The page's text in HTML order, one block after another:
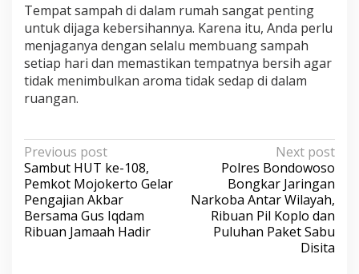
Tempat sampah di dalam rumah sangat penting
untuk dijaga kebersihannya. Karena itu, Anda perlu
menjaganya dengan selalu membuang sampah
setiap hari dan memastikan tempatnya bersih agar
tidak menimbulkan aroma tidak sedap di dalam
ruangan.
P
o
s
t
n
Previous post
Sambut HUT ke-108,
Pemkot Mojokerto Gelar
Pengajian Akbar
Bersama Gus Iqdam
Ribuan Jamaah Hadir
Next post
Polres Bondowoso
Bongkar Jaringan
Narkoba Antar Wilayah,
Ribuan Pil Koplo dan
Puluhan Paket Sabu
Disita